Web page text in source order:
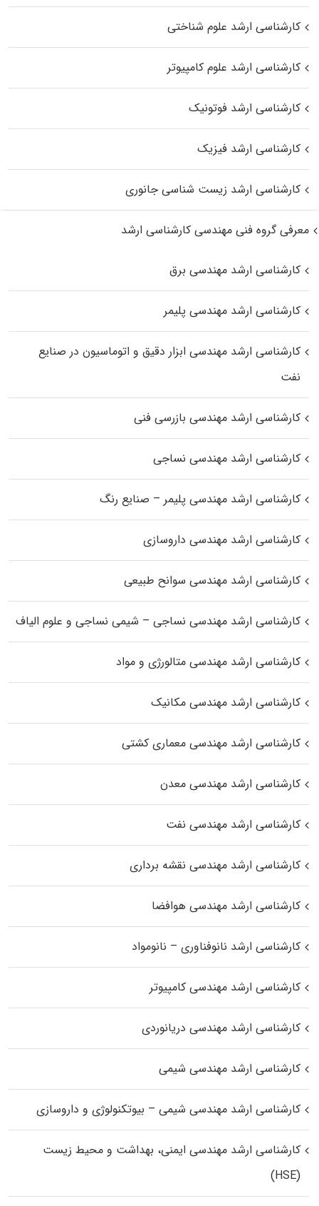
کارشناسی ارشد علوم شناختی
کارشناسی ارشد علوم کامپیوتر
کارشناسی ارشد فوتونیک
کارشناسی ارشد فیزیک
کارشناسی ارشد زیست‌ شناسی جانوری
معرفی گروه فنی مهندسی کارشناسی ارشد
کارشناسی ارشد مهندسی برق
کارشناسی ارشد مهندسی پلیمر
کارشناسی ارشد مهندسی ابزار دقیق و اتوماسیون در صنایع
نفت
کارشناسی ارشد مهندسی بازرسی فنی
کارشناسی ارشد مهندسی نساجی
کارشناسی ارشد مهندسی پلیمر – صنایع رنگ
کارشناسی ارشد مهندسی داروسازی
کارشناسی ارشد مهندسی سوانح طبیعی
کارشناسی ارشد مهندسی نساجی – شیمی نساجی و علوم الیاف
کارشناسی ارشد مهندسی متالورژی و مواد
کارشناسی ارشد مهندسی مکانیک
کارشناسی ارشد مهندسی معماری کشتی
کارشناسی ارشد مهندسی معدن
کارشناسی ارشد مهندسی نفت
کارشناسی ارشد مهندسی نقشه برداری
کارشناسی ارشد مهندسی هوافضا
کارشناسی ارشد نانوفناوری – نانومواد
کارشناسی ارشد مهندسی کامپیوتر
کارشناسی ارشد مهندسی دریانوردی
کارشناسی ارشد مهندسی شیمی
کارشناسی ارشد مهندسی شیمی – بیوتکنولوژی و داروسازی
کارشناسی ارشد مهندسی ایمنی، بهداشت و محیط زیست
(HSE)